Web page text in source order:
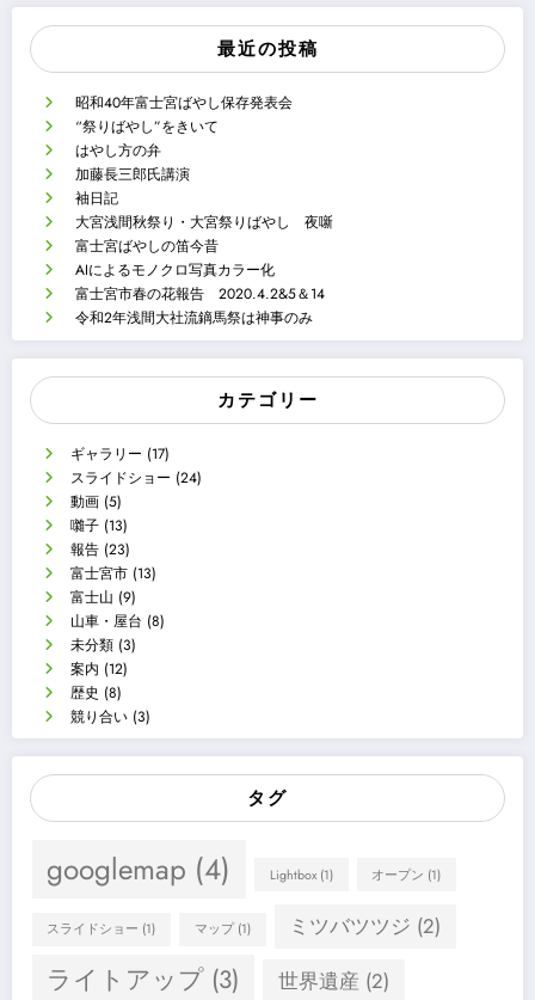
最近の投稿
昭和40年富士宮ばやし保存発表会
“祭りばやし”をきいて
はやし方の弁
加藤長三郎氏講演
袖日記
大宮浅間秋祭り・大宮祭りばやし 夜噺
富士宮ばやしの笛今昔
AIによるモノクロ写真カラー化
富士宮市春の花報告 2020.4.2&5＆14
令和2年浅間大社流鏑馬祭は神事のみ
カテゴリー
ギャラリー (17)
スライドショー (24)
動画 (5)
囃子 (13)
報告 (23)
富士宮市 (13)
富士山 (9)
山車・屋台 (8)
未分類 (3)
案内 (12)
歴史 (8)
競り合い (3)
タグ
googlemap (4) Lightbox(1) オープン (1)
スライドショー (1) マップ(1) ミツバツツジ (2)
ライトアップ (3) 世界遺産 (2)